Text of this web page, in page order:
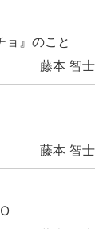
ョ』のこと
藤本 智士
藤本 智士